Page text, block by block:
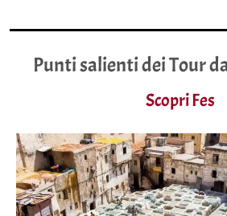
Punti salienti dei Tour
Scopri Fes